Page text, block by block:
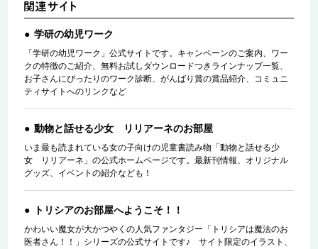
学研の幼児ワーク
「学研の幼児ワーク」公式サイトです。キャンペーンのご案内、ワー
クの特徴のご紹介、無料お試しダウンロードつきラインナップ一覧、
お子さんにぴったりのワーク診断、がんばり賞の賞品紹介、コミュニ
ティサイトへのリンクなど
動物と話せる少女 リリアーネのお部屋
いま最も読まれている女の子向けの児童書読み物「動物と話せる少
女 リリアーネ」の公式ホームページです。最新刊情報、オリジナル
グッズ、イベントの紹介なども！
トリシアのお部屋へようこそ！！
かわいい魔女が大かつやくの人気ファンタジー「トリシアは魔法のお
医者さん！！」シリーズの公式サイトです♪ サイト限定のイラスト、